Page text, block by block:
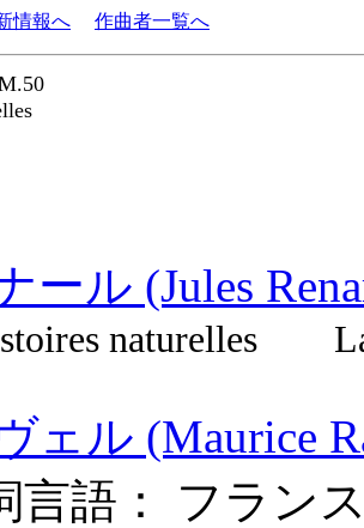
情報へ 作曲者一覧へ
ール (Jules
naturelles La
ェル (Maurice
語： フラン